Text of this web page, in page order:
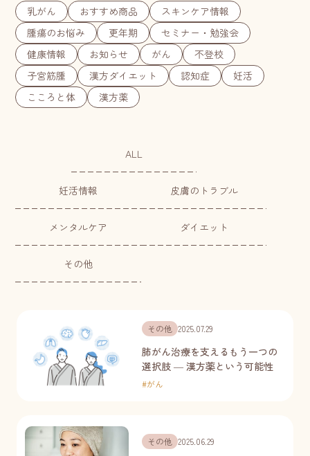
乳がん おすすめ商品
スキンケア情報
腫瘍のお悩み
更年期
セミナー・勉強会
健康情報
お知らせ がん
不登校
子宮筋腫
漢方ダイエット 認知症
妊活
こころと体
漢方薬
ALL
妊活情報 皮膚のトラブル
メンタルケア ダイエット
その他
その他 2025.07.29
肺がん治療を支えるもう一つの
選択肢 ― 漢方薬という可能性
#がん
その他 2025.06.29